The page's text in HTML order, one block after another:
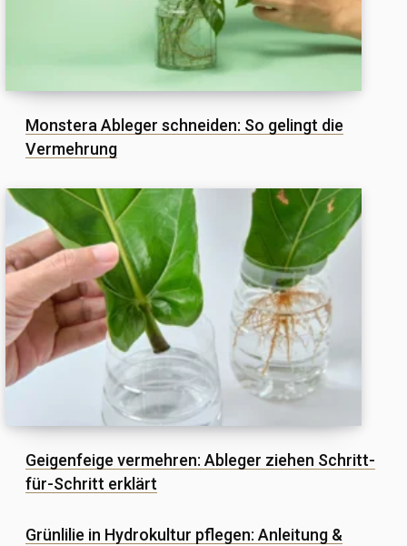
Monstera Ableger schneiden: So gelingt die
Vermehrung
Geigenfeige vermehren: Ableger ziehen Schritt-
für-Schritt erklärt
Grünlilie in Hydrokultur pflegen: Anleitung &